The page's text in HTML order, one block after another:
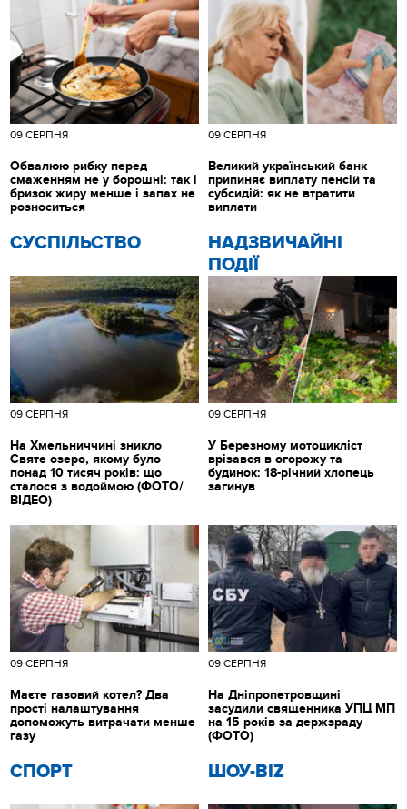
CУСПІЛЬСТВО
09 СЕРПНЯ
На Хмельниччині зникло
Святе озеро, якому було
понад 10 тисяч років: що
сталося з водоймою (ФОТО/
ВІДЕО)
НАДЗВИЧАЙНІ
ПОДІЇ
09 СЕРПНЯ
У Березному мотоцикліст
врізався в огорожу та
будинок: 18-річний хлопець
загинув
СПОРТ ШОУ-BIZ
09 СЕРПНЯ
Обвалюю рибку перед
смаженням не у борошні: так і
бризок жиру менше і запах не
розноситься
09 СЕРПНЯ
Великий український банк
припиняє виплату пенсій та
субсидій: як не втратити
виплати
09 СЕРПНЯ
Маєте газовий котел? Два
прості налаштування
допоможуть витрачати менше
газу
09 СЕРПНЯ
На Дніпропетровщині
засудили священника УПЦ МП
на 15 років за держзраду
(ФОТО)